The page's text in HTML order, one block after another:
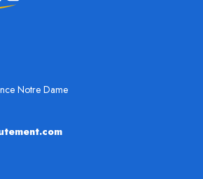
Notre Dame